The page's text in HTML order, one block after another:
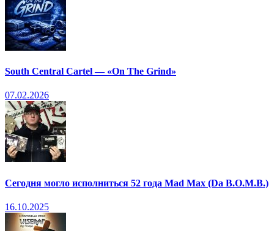
South Central Cartel — «On The Grind»
07.02.2026
Сегодня могло исполниться 52 года Mad Max (Da B.O.M.B.)
16.10.2025